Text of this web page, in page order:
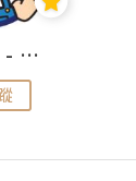
裝修佬 - 香港一站式網上裝修平台